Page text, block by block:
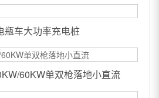
瓶车大功率充电桩
60KW单双枪落地小直流